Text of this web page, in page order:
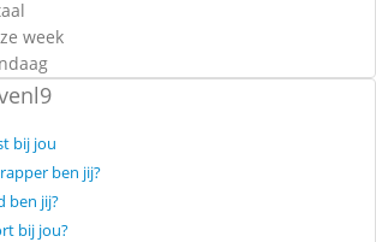
week
bij jou
ben jij?
ben jij?
bij jou?